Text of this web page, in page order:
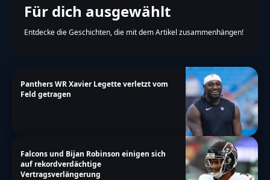
Für dich ausgewählt
Entdecke die Geschichten, die mit dem Artikel zusammenhängen!
Panthers WR Xavier Legette verletzt vom
Feld getragen
Falcons und Bijan Robinson einigen sich
auf rekordverdächtige
Vertragsverlängerung